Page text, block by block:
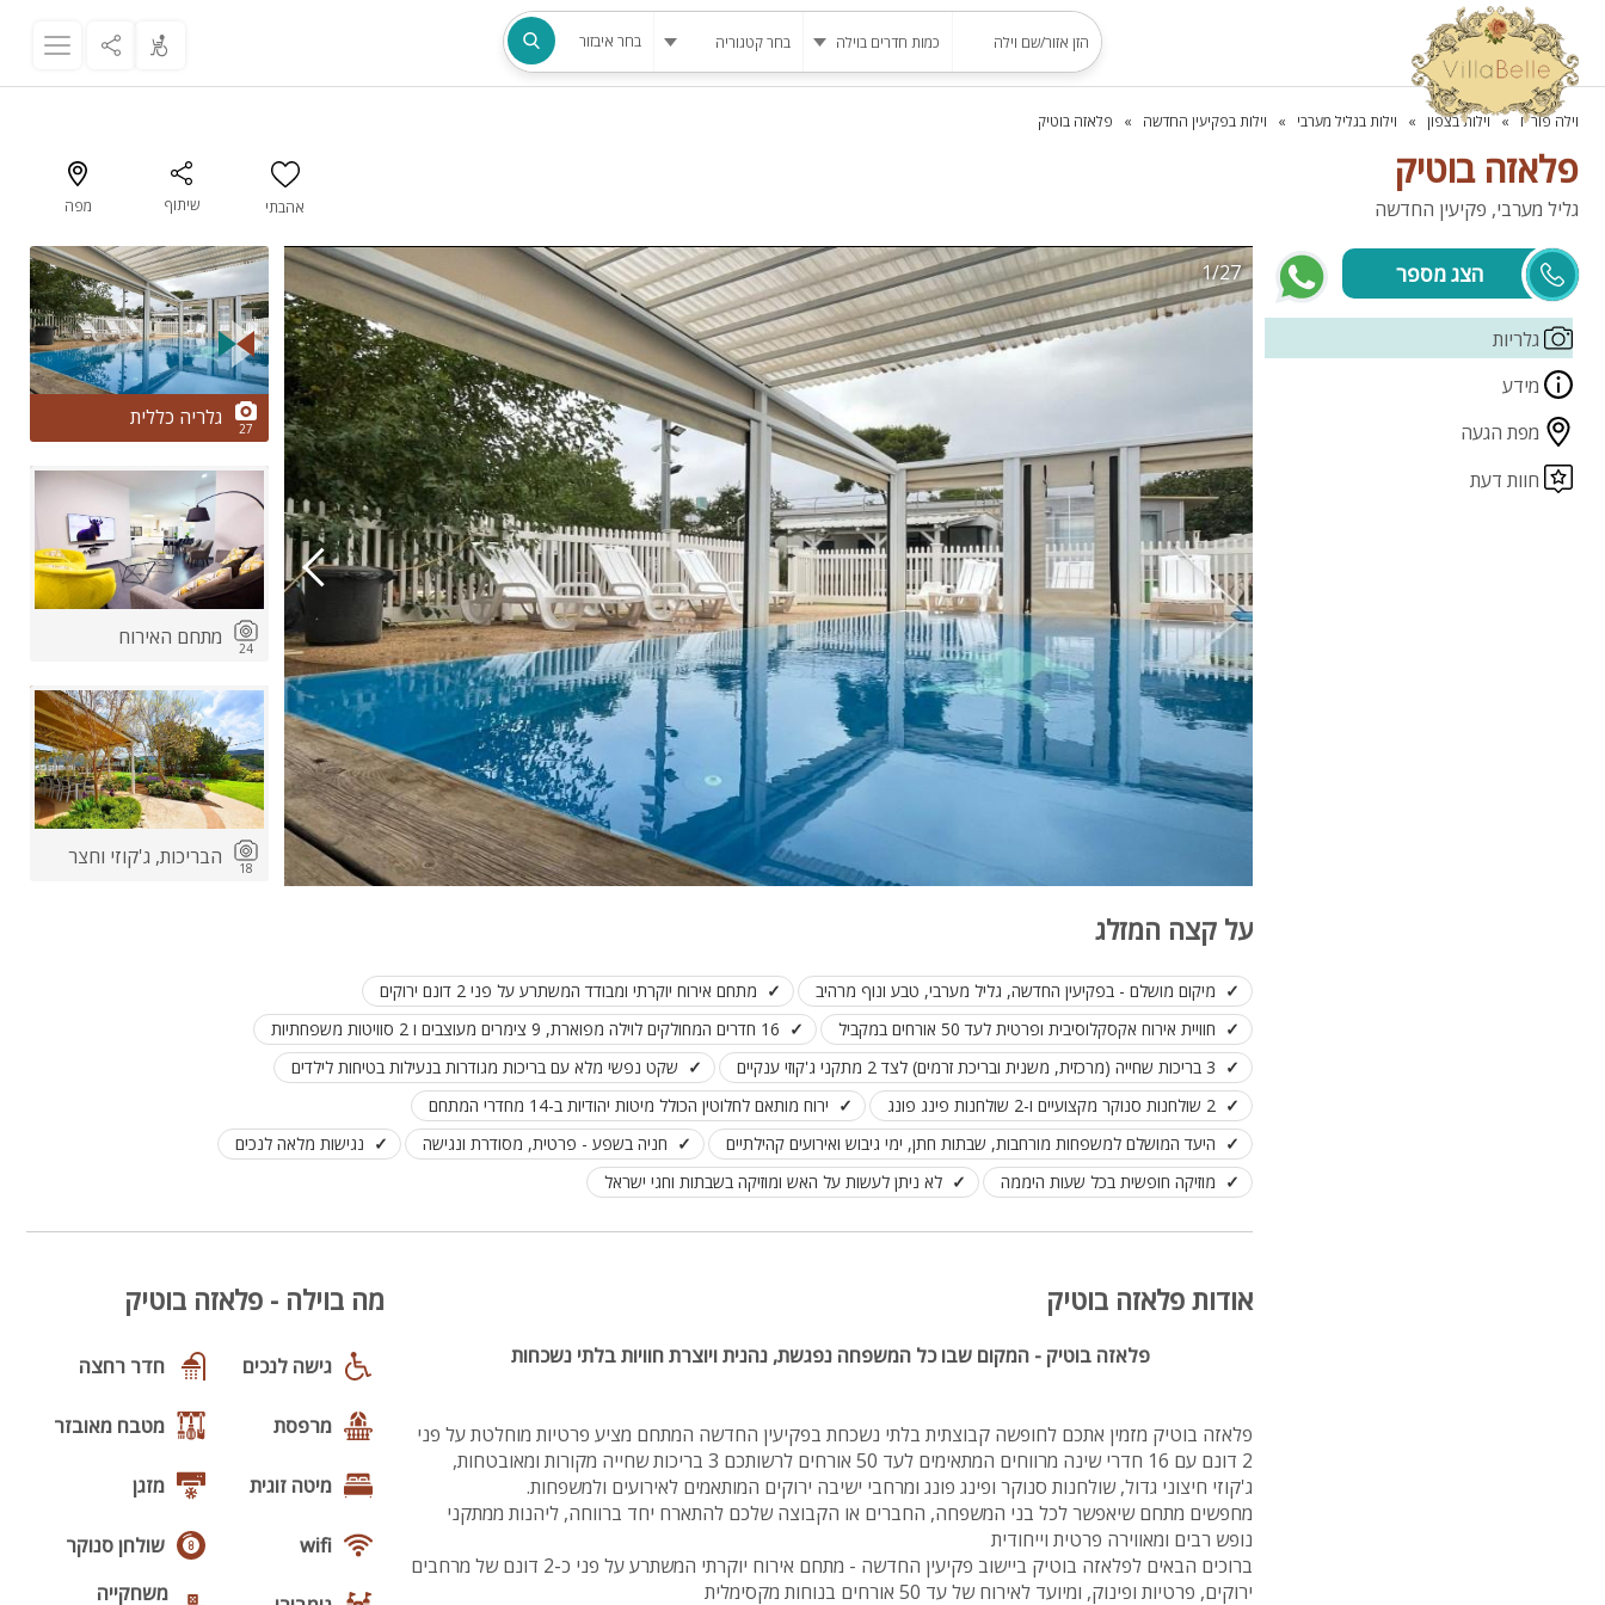
וילה פור יו וילות בצפון וילות בגליל מערבי וילות בפקיעין החדשה פלאזה בוטיק
בחר איבזור
פינת מנגל
להשכרה
סאונה
קריוקי
גקוזי
שולחן סנוקר
פלייסטיישן
Xbox
ארוחת בוקר
שולחן פוקר
מקרן
גישה לנכים
קבוצות גדולות
בריכה מקורה
מטבח
משפחות
גדולות
מיטה זוגית
פינת אוכל
wifi
הוקי אוויר
חדר קולנוע
שף
פלאזה בוטיק
גליל מערבי, פקיעין החדשה אהבתי שיתוף מפה
ענבל ורונן
גלריות
מידע
מפת הגעה
חוות דעת
1/27
2/27
27 גלריה כללית
24 מתחם האירוח
18 הבריכות, ג'קוזי וחצר
על קצה המזלג
מיקום מושלם - בפקיעין החדשה, גליל מערבי, טבע ונוף מרהיב
מתחם אירוח יוקרתי ומבודד המשתרע על פני 2 דונם ירוקים
חוויית אירוח אקסקלוסיבית ופרטית לעד 50 אורחים במקביל
16 חדרים המחולקים לוילה מפוארת, 9 צימרים מעוצבים ו 2 סוויטות משפחתיות
3 בריכות שחייה (מרכזית, משנית ובריכת זרמים) לצד 2 מתקני ג'קוזי ענקיים
שקט נפשי מלא עם בריכות מגודרות בנעילות בטיחות לילדים
2 שולחנות סנוקר מקצועיים ו-2 שולחנות פינג פונג
ירוח מותאם לחלוטין הכולל מיטות יהודיות ב-14 מחדרי המתחם
היעד המושלם למשפחות מורחבות, שבתות חתן, ימי גיבוש ואירועים קהילתיים
חניה בשפע - פרטית, מסודרת ונגישה
נגישות מלאה לנכים
מוזיקה חופשית בכל שעות היממה
לא ניתן לעשות על האש ומוזיקה בשבתות וחגי ישראל
אודות פלאזה בוטיק
פלאזה בוטיק - המקום שבו כל המשפחה נפגשת, נהנית ויוצרת חוויות בלתי נשכחות
פלאזה בוטיק מזמין אתכם לחופשה קבוצתית בלתי נשכחת בפקיעין החדשה המתחם מציע פרטיות מוחלטת על פני
2 דונם עם 16 חדרי שינה מרווחים המתאימים לעד 50 אורחים לרשותכם 3 בריכות שחייה מקורות ומאובטחות,
ג'קוזי חיצוני גדול, שולחנות סנוקר ופינג פונג ומרחבי ישיבה ירוקים המותאמים לאירועים ולמשפחות.
מחפשים מתחם שיאפשר לכל בני המשפחה, החברים או הקבוצה שלכם להתארח יחד ברווחה, ליהנות ממתקני
נופש רבים ומאווירה פרטית וייחודית
ברוכים הבאים לפלאזה בוטיק ביישוב פקיעין החדשה - מתחם אירוח יוקרתי המשתרע על פני כ-2 דונם של מרחבים
ירוקים, פרטיות ופינוק, ומיועד לאירוח של עד 50 אורחים בנוחות מקסימלית
מה בוילה - פלאזה בוטיק
גישה לנכים חדר רחצה
מרפסת מטבח מאובזר
מיטה זוגית מזגן
wifi שולחן סנוקר
משחקייה